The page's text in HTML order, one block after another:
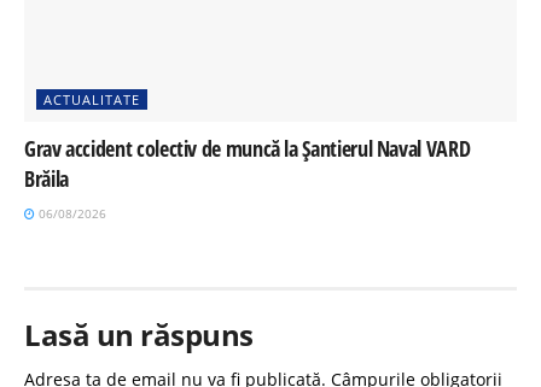
ACTUALITATE
Grav accident colectiv de muncă la Șantierul Naval VARD
Brăila
06/08/2026
Lasă un răspuns
Adresa ta de email nu va fi publicată. Câmpurile obligatorii